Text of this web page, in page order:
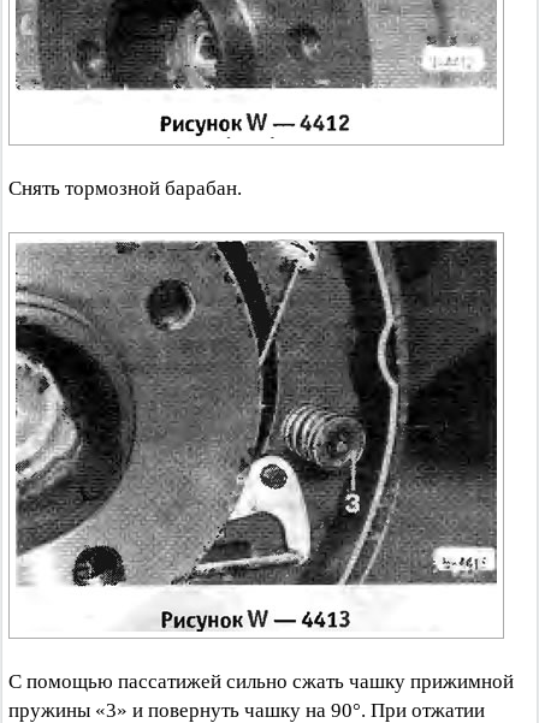
Снять тормозной барабан.
С помощью пассатижей сильно сжать чашку прижимной
пружины «3» и повернуть чашку на 90°. При отжатии